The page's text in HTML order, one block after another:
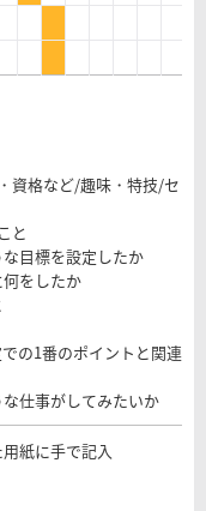
資格など/趣味・特技/セ
と
設定したか
たか
の1番のポイントと関連
仕事がしてみたいか
紙に手で記入